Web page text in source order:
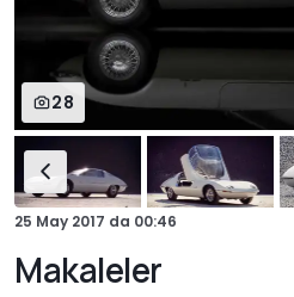
28
25 May 2017 da 00:46
Makaleler